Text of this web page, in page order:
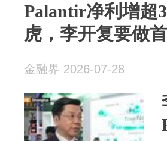
Palantir净利增超
虎，李开复要做
金融界 2026-07-28